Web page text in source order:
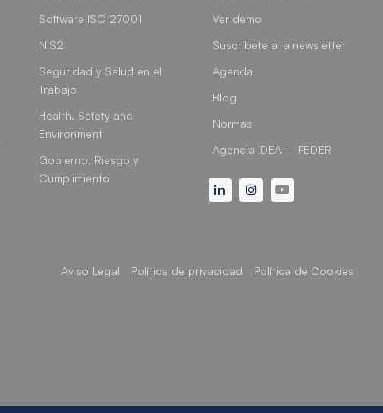
Software ISO 27001
NIS2
Seguridad y Salud en el
Trabajo
Health, Safety and
Environment
Gobierno, Riesgo y
Cumplimiento
Ver demo
Suscríbete a la newsletter
Agenda
Blog
Normas
Agencia IDEA – FEDER
LinkedinInstagram
Aviso Legal Política de privacidad Política de Cookies